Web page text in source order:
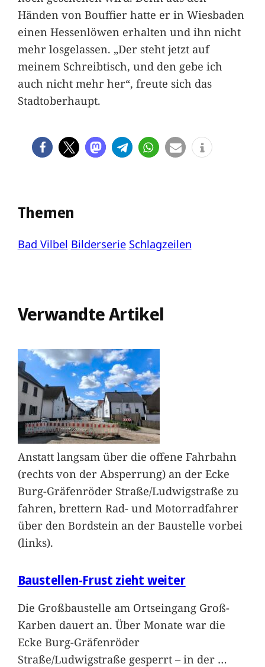
Händen von Bouffier hatte er in Wiesbaden
einen Hessenlöwen erhalten und ihn nicht
mehr losgelassen. „Der steht jetzt auf
meinem Schreibtisch, und den gebe ich
auch nicht mehr her“, freute sich das
Stadtoberhaupt.
Themen
Bad Vilbel Bilderserie Schlagzeilen
Verwandte Artikel
Anstatt langsam über die offene Fahrbahn
(rechts von der Absperrung) an der Ecke
Burg-Gräfenröder Straße/Ludwigstraße zu
fahren, brettern Rad- und Motorradfahrer
über den Bordstein an der Baustelle vorbei
(links).
Baustellen-Frust zieht weiter
Die Großbaustelle am Ortseingang Groß-
Karben dauert an. Über Monate war die
Ecke Burg-Gräfenröder
Straße/Ludwigstraße gesperrt – in der …